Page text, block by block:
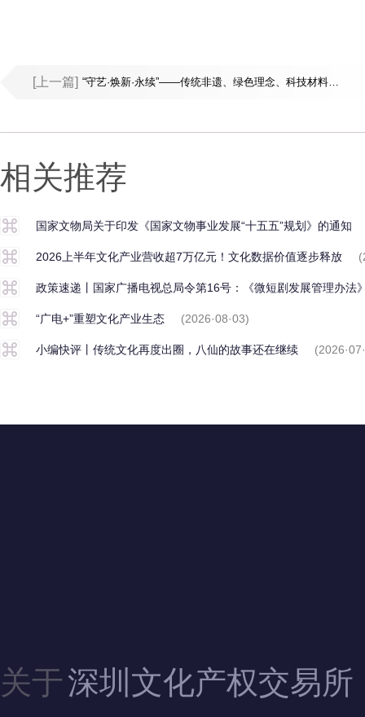
[上一篇] “守艺·焕新·永续”——传统非遗、绿色理念、科技材料的跨时
相关推荐
国家文物局关于印发《国家文物事业发展“十五五”规划》的通知
2026上半年文化产业营收超7万亿元！文化数据价值逐步释放
政策速递丨国家广播电视总局令第16号：《微短剧发展管理办法
“广电+”重塑文化产业生态 (2026·08·03)
小编快评丨传统文化再度出圈，八仙的故事还在继续
关于深圳文化产权交易所